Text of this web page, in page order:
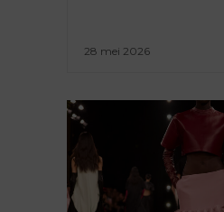
28 mei 2026